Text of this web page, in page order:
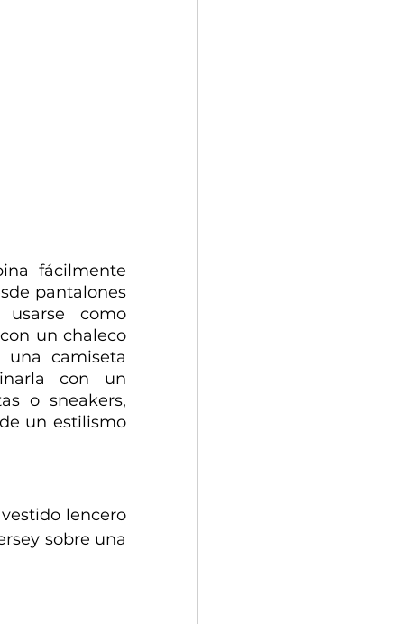
fácilmente
pantalones
como
un chaleco
camiseta
con un
o sneakers,
un estilismo
lencero
sobre una